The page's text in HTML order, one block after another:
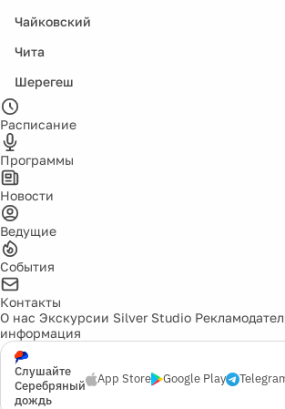
Чайковский
Чита
Шерегеш
Расписание
Программы
Новости
Ведущие
События
Контакты
О нас Экскурсии Silver Studio
информация
Слушайте
Серебряный
дождь
App Store Google Play